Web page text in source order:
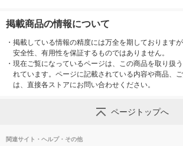
掲載商品の情報について
・ 掲載している情報の精度には万全を期しておりますが
安全性、有用性を保証するものではありません。
・ 現在ご覧になっているページは、この商品を取り扱
れています。ページに記載されている内容や商品、
は、直接各ストアにお問い合わせください。
ページトップへ
関連サイト・ヘルプ・その他